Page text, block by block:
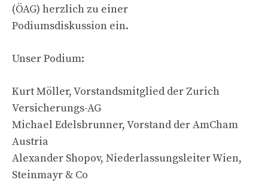
(ÖAG) herzlich zu einer
Podiumsdiskussion ein.
Unser Podium:
Kurt Möller, Vorstandsmitglied der Zurich
Versicherungs-AG
Michael Edelsbrunner, Vorstand der AmCham
Austria
Alexander Shopov, Niederlassungsleiter Wien,
Steinmayr & Co